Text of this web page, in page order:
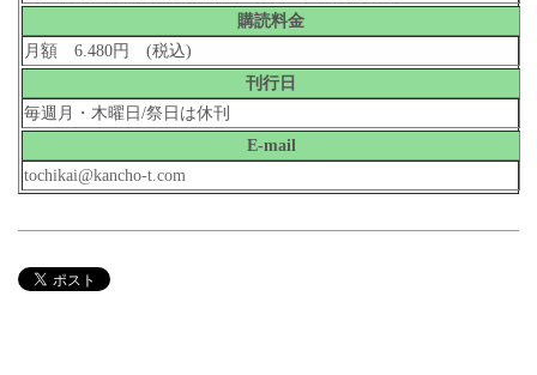
購読料金
月額 6.480円 (税込)
刊行日
毎週月・木曜日/祭日は休刊
E-mail
tochikai@kancho-t.com